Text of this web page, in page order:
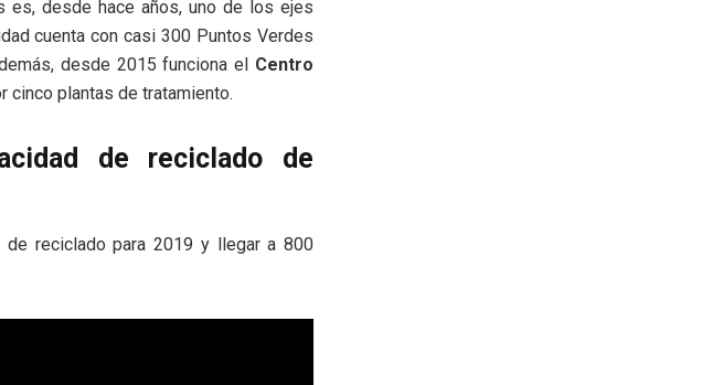
es, desde hace años, uno de los ejes
cuenta con casi 300 Puntos Verdes
desde 2015 funciona el Centro
cinco plantas de tratamiento.
de reciclado de
de reciclado para 2019 y llegar a 800